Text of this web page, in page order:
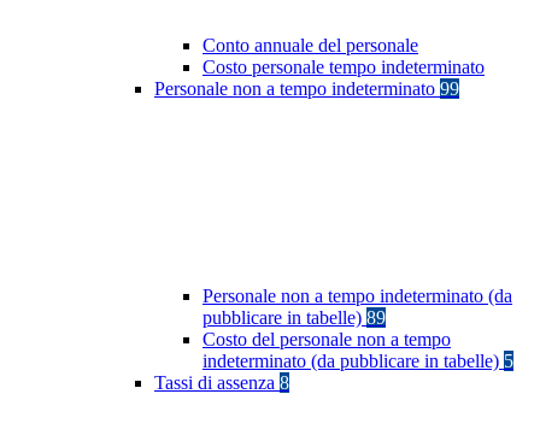
Conto annuale del personale
Costo personale tempo indeterminato
Personale non a tempo indeterminato 99
Personale non a tempo indeterminato (da
pubblicare in tabelle) 89
Costo del personale non a tempo
indeterminato (da pubblicare in tabelle) 5
Tassi di assenza 8